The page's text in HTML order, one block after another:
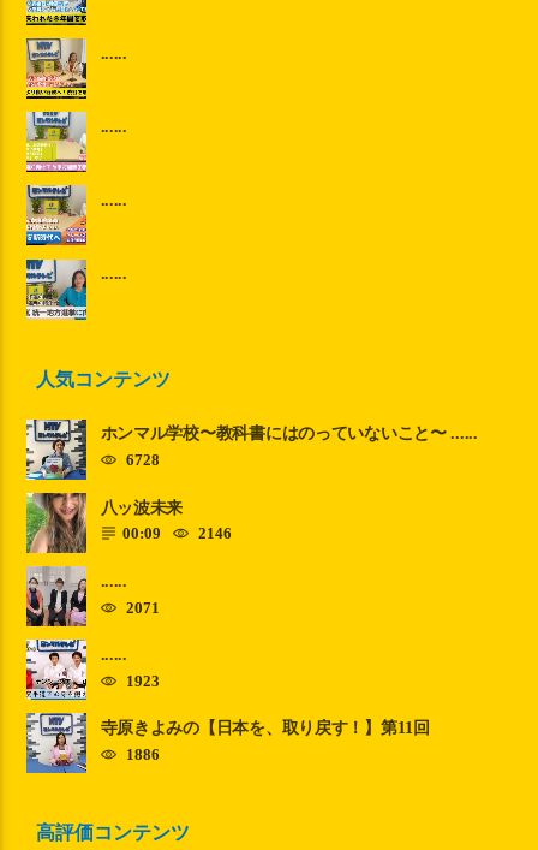
......
......
......
......
人気コンテンツ
ホンマル学校〜教科書にはのっていないこと〜 ......
6728
八ッ波未来
00:09
2146
......
2071
......
1923
寺原きよみの【日本を、取り戻す！】第11回
1886
高評価コンテンツ